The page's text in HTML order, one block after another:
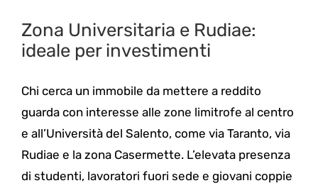
Zona Universitaria e Rudiae:
ideale per investimenti
Chi cerca un immobile da mettere a reddito
guarda con interesse alle zone limitrofe al centro
e all’Università del Salento, come via Taranto, via
Rudiae e la zona Casermette. L’elevata presenza
di studenti, lavoratori fuori sede e giovani coppie